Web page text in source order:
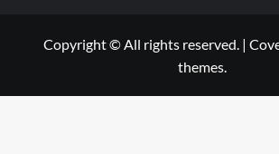
Copyright © All rights reserved. |
themes.